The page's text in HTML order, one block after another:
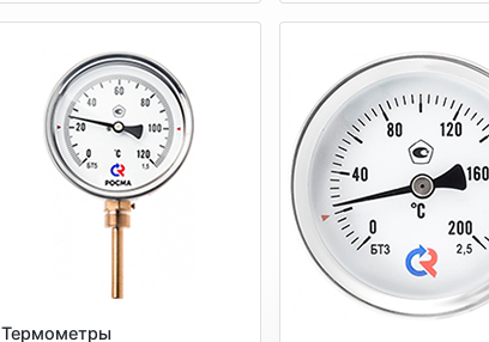
Термометры